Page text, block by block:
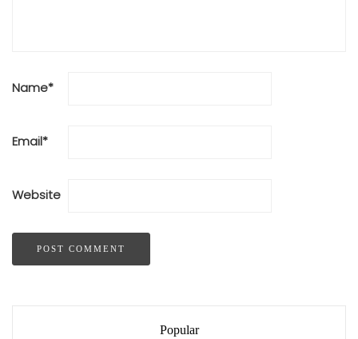
Name*
Email*
Website
Popular